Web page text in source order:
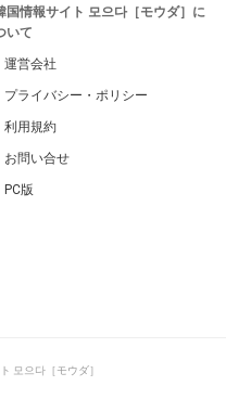
国情報サイト 모으다［モウダ］に
いて
運営会社
プライバシー・ポリシー
利用規約
お問い合せ
PC版
모으다［モウダ］